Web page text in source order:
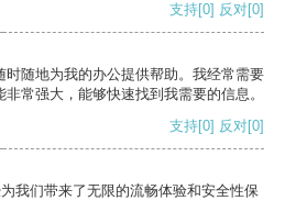
支持[0] 反对[0]
随地为我的办公提供帮助。我经常需要
常强大，能够快速找到我需要的信息。
支持[0] 反对[0]
我们带来了无限的流畅体验和安全性保